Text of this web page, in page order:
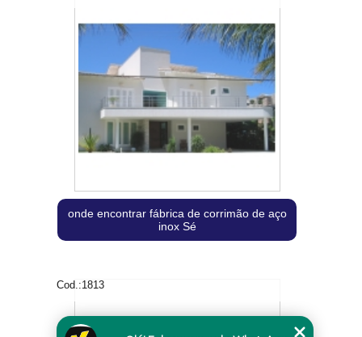
onde encontrar fábrica de corrimão de aço
inox Sé
Cod.:1813